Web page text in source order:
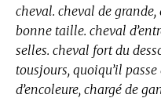
cheval. cheval de
bonne taille. cheval
selles. cheval fort du
tousjours, quoiqu’il
d’encoleure, chargé de